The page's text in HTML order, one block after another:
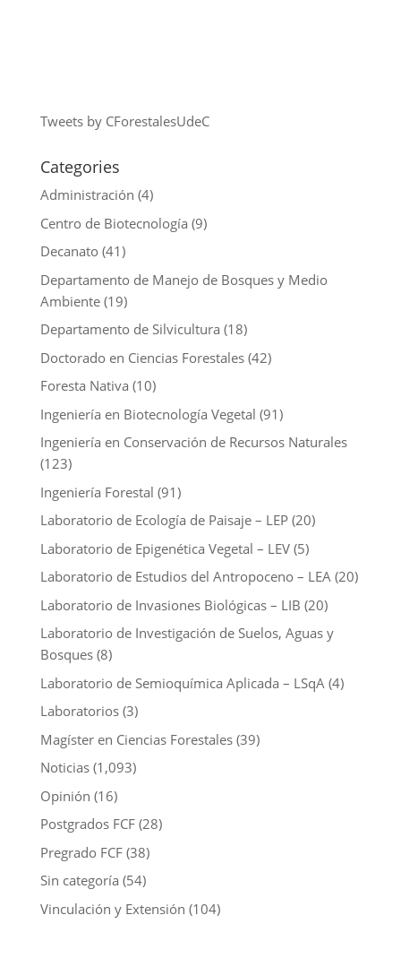
Tweets by CForestalesUdeC
Categories
Administración (4)
Centro de Biotecnología (9)
Decanato (41)
Departamento de Manejo de Bosques y Medio
Ambiente(19)
Departamento de Silvicultura (18)
Doctorado en Ciencias Forestales(42)
Foresta Nativa (10)
Ingeniería en Biotecnología Vegetal (91)
Ingeniería en Conservación de Recursos Naturales
(123)
Ingeniería Forestal (91)
Laboratorio de Ecología de Paisaje – LEP(20)
Laboratorio de Epigenética Vegetal – LEV(5)
Laboratorio de Estudios del Antropoceno – LEA(20)
Laboratorio de Invasiones Biológicas – LIB (20)
Laboratorio de Investigación de Suelos, Aguas y
Bosques(8)
Laboratorio de Semioquímica Aplicada – LSqA (4)
Laboratorios(3)
Magíster en Ciencias Forestales(39)
Noticias(1,093)
Opinión (16)
Postgrados FCF(28)
Pregrado FCF(38)
Sin categoría (54)
Vinculación y Extensión (104)